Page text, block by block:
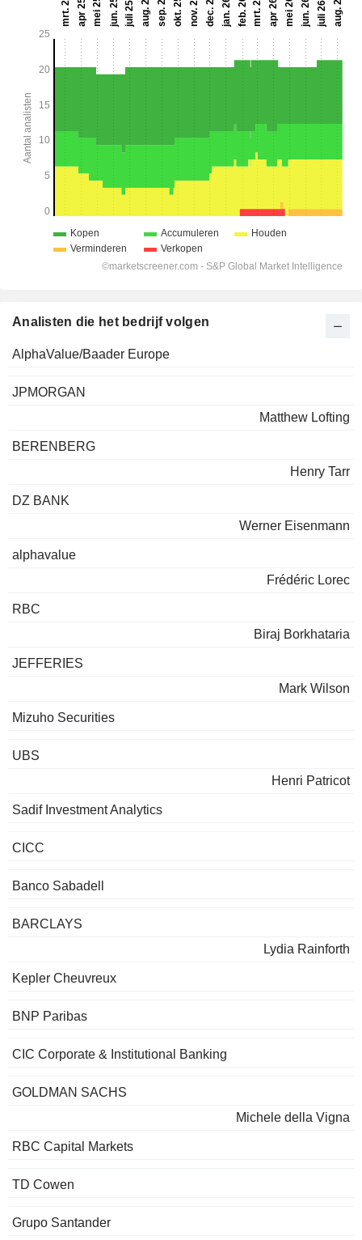
Analisten die het bedrijf volgen
AlphaValue/Baader Europe
JPMORGAN
Matthew Lofting
BERENBERG
Henry Tarr
DZ BANK
Werner Eisenmann
alphavalue
Frédéric Lorec
RBC
Biraj Borkhataria
JEFFERIES
Mark Wilson
Mizuho Securities
UBS
Henri Patricot
Sadif Investment Analytics
CICC
Banco Sabadell
BARCLAYS
Lydia Rainforth
Kepler Cheuvreux
BNP Paribas
CIC Corporate & Institutional Banking
GOLDMAN SACHS
Michele della Vigna
RBC Capital Markets
TD Cowen
Grupo Santander